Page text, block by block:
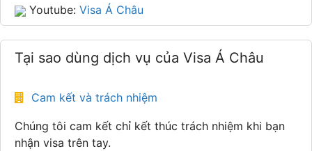
Youtube: Visa Á Châu
Tại sao dùng dịch vụ của Visa Á Châu
Cam kết và trách nhiệm
Chúng tôi cam kết chỉ kết thúc trách nhiệm khi bạn
nhận visa trên tay.